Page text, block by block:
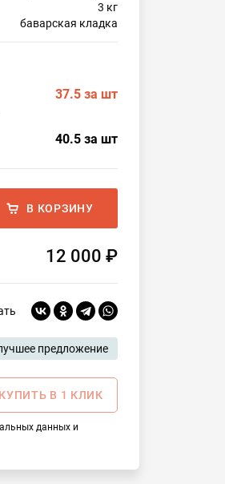
3 кг
баварская кладка
37.5 за шт
40.5 за шт
В КОРЗИНУ
12 000 ₽
предложение
КУПИТЬ В 1 КЛИК
данных и